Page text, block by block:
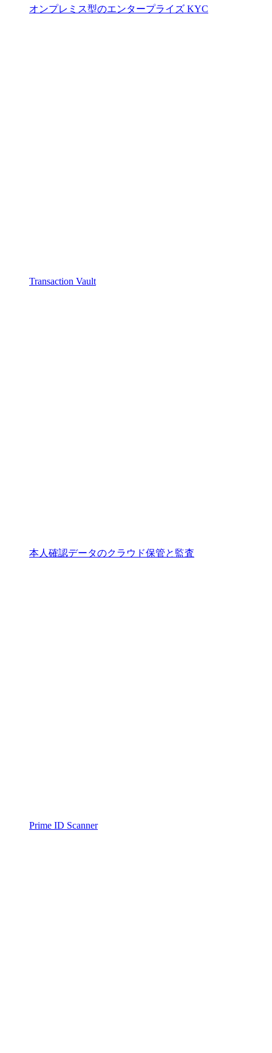
オンプレミス型のエンタープライズ KYC
Transaction Vault
本人確認データのクラウド保管と監査
Prime ID Scanner